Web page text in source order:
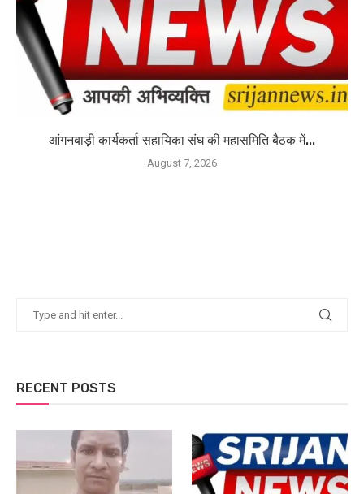
आंगनबाड़ी कार्यकर्ता सहायिका संघ की महासमिति बैठक में...
August 7, 2026
RECENT POSTS